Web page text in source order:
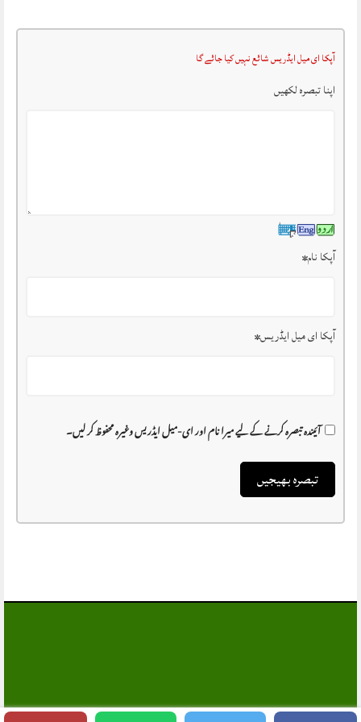
آپکا ای میل ایڈریس شائع نہیں کیا جائے گا
اپنا تبصرہ لکھیں
آپکا نام*
آپکا ای میل ایڈریس*
آئیندہ تبصرہ کرنے کے لیے میرا نام اور ای-میل ایڈریس وغیرہ محفوظ کر لیں۔